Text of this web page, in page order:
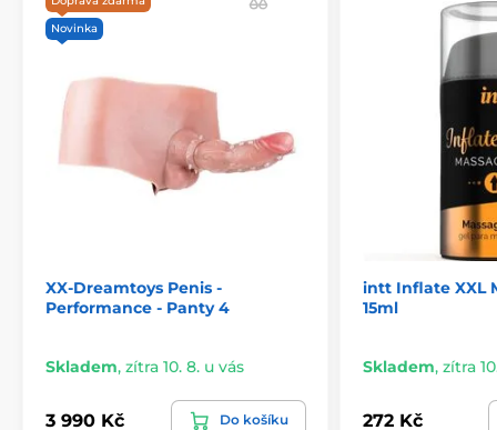
Novinka
XX-Dreamtoys Penis -
Performance - Panty 4
Skladem, zítra 10. 8. u vás
3 990 Kč Do košíku
intt Inflate XXL
15ml
Skladem, zítra
272 Kč